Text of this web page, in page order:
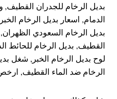
بديل الرخام للجدران القطيف,
الدمام, اسعار بديل الرخام الخبر
بديل الرخام السعودي الظهران,
القطيف, بديل الرخام للحائط
لوح بديل الرخام الخبر, شغل
الرخام ضد الماء القطيف,